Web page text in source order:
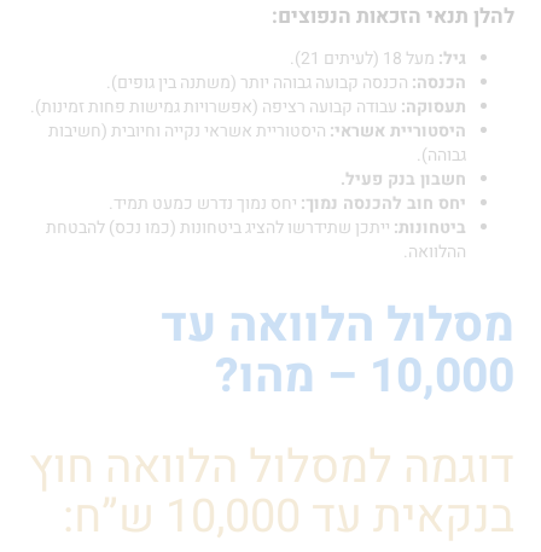
הזכאות הנפוצים:
מעל 18 (לעיתים 21).
הכנסה:הכנסה קבועה גבוהה יותר (משתנה בין גופים).
תעסוקה:
עבודה קבועה רציפה (אפשרויות גמישות פחות זמינות).
היסטוריית אשראי:היסטוריית אשראי נקייה וחיובית (חשיבות
חשבון בנק פעיל.
יחס חוב להכנסה נמוך:יחס נמוך נדרש כמעט תמיד.
ביטחונות: ייתכן שתידרשו להציג ביטחונות (כמו נכס) להבטחת
הלוואה עד
– מהו?
למסלול הלוואה חוץ
עד 10,000 ש”ח: